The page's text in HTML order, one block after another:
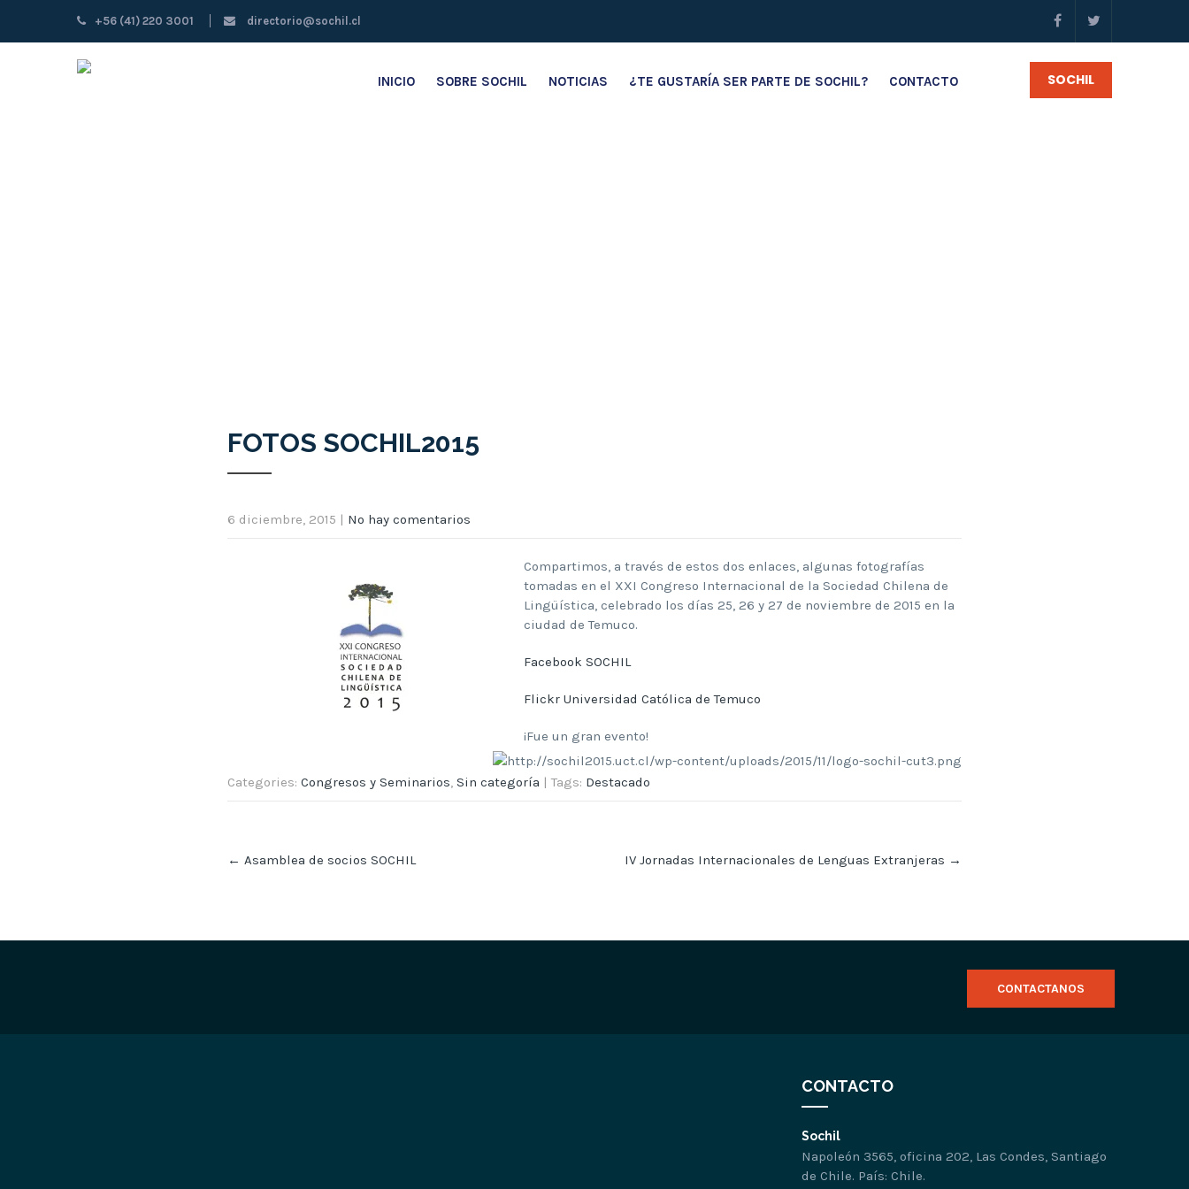
+56 (41) 220 3001 directorio@sochil.cl
INICIO SOBRE SOCHIL NOTICIAS ¿TE GUSTARÍA SER PARTE DE SOCHIL? CONTACTO SOCHIL
FOTOS SOCHIL2015
6 diciembre, 2015 | No hay comentarios
Compartimos, a través de estos dos enlaces, algunas fotografías
tomadas en el XXI Congreso Internacional de la Sociedad Chilena de
Lingüística, celebrado los días 25, 26 y 27 de noviembre de 2015 en la
ciudad de Temuco.
Facebook SOCHIL
Flickr Universidad Católica de Temuco
¡Fue un gran evento!
Categories: Congresos y Seminarios, Sin categoría | Tags: Destacado
navigation
← Asamblea de socios SOCHIL IV Jornadas Internacionales de Lenguas Extranjeras →
CONTACTANOS
CONTACTO
Sochil
Napoleón 3565, oficina 202, Las Condes, Santiago
de Chile. País: Chile.